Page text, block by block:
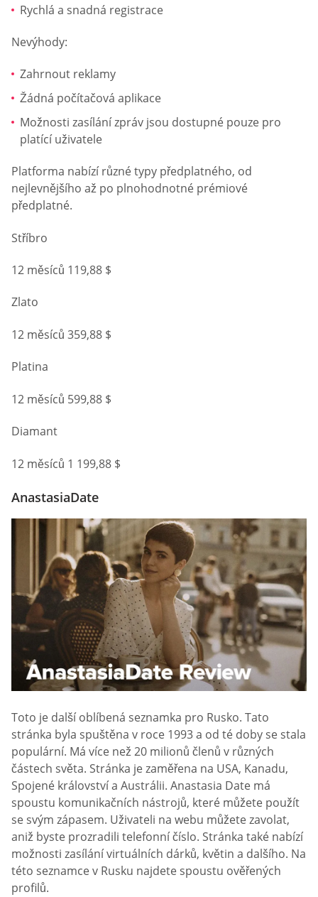
Rychlá a snadná registrace
Nevýhody:
Zahrnout reklamy
Žádná počítačová aplikace
Možnosti zasílání zpráv jsou dostupné pouze pro
platící uživatele
Platforma nabízí různé typy předplatného, ​​od
nejlevnějšího až po plnohodnotné prémiové
předplatné.
Stříbro
12 měsíců 119,88 $
Zlato
12 měsíců 359,88 $
Platina
12 měsíců 599,88 $
Diamant
12 měsíců 1 199,88 $
AnastasiaDate
Toto je další oblíbená seznamka pro Rusko. Tato
stránka byla spuštěna v roce 1993 a od té doby se stala
populární. Má více než 20 milionů členů v různých
částech světa. Stránka je zaměřena na USA, Kanadu,
Spojené království a Austrálii. Anastasia Date má
spoustu komunikačních nástrojů, které můžete použít
se svým zápasem. Uživateli na webu můžete zavolat,
aniž byste prozradili telefonní číslo. Stránka také nabízí
možnosti zasílání virtuálních dárků, květin a dalšího. Na
této seznamce v Rusku najdete spoustu ověřených
profilů.